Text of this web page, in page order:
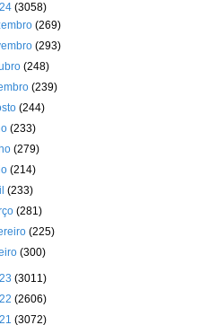
(3058)
(269)
(293)
(248)
(239)
(244)
(233)
(279)
(214)
(233)
(281)
(225)
(300)
(3011)
(2606)
(3072)